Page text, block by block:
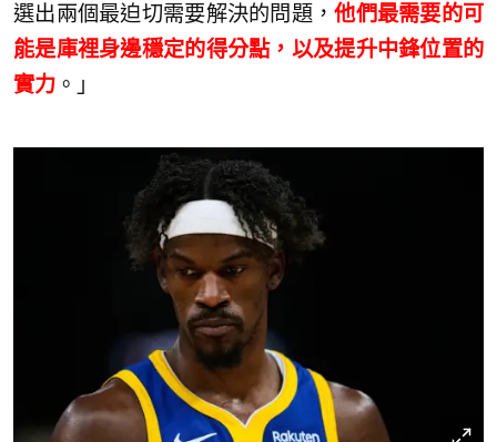
選出兩個最迫切需要解決的問題，他們最需要的可
能是庫裡身邊穩定的得分點，以及提升中鋒位置的
實力 。」